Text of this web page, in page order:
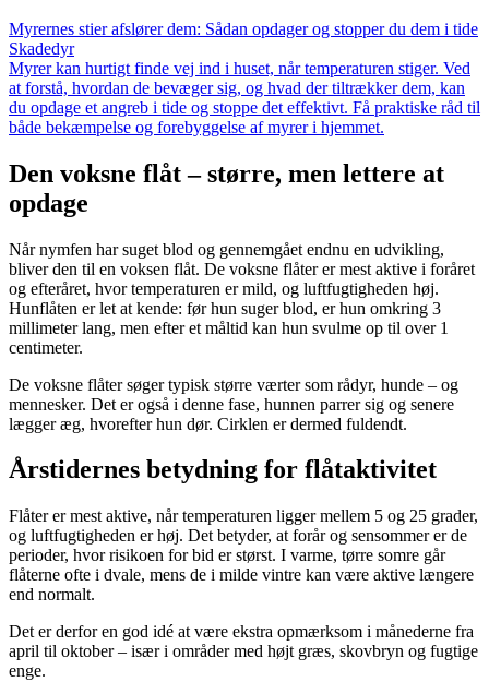
Myrernes stier afslører dem: Sådan opdager og stopper du dem i tide
Skadedyr
Myrer kan hurtigt finde vej ind i huset, når temperaturen stiger. Ved
at forstå, hvordan de bevæger sig, og hvad der tiltrækker dem, kan
du opdage et angreb i tide og stoppe det effektivt. Få praktiske råd til
både bekæmpelse og forebyggelse af myrer i hjemmet.
Den voksne flåt – større, men lettere at
opdage
Når nymfen har suget blod og gennemgået endnu en udvikling,
bliver den til en voksen flåt. De voksne flåter er mest aktive i foråret
og efteråret, hvor temperaturen er mild, og luftfugtigheden høj.
Hunflåten er let at kende: før hun suger blod, er hun omkring 3
millimeter lang, men efter et måltid kan hun svulme op til over 1
centimeter.
De voksne flåter søger typisk større værter som rådyr, hunde – og
mennesker. Det er også i denne fase, hunnen parrer sig og senere
lægger æg, hvorefter hun dør. Cirklen er dermed fuldendt.
Årstidernes betydning for flåtaktivitet
Flåter er mest aktive, når temperaturen ligger mellem 5 og 25 grader,
og luftfugtigheden er høj. Det betyder, at forår og sensommer er de
perioder, hvor risikoen for bid er størst. I varme, tørre somre går
flåterne ofte i dvale, mens de i milde vintre kan være aktive længere
end normalt.
Det er derfor en god idé at være ekstra opmærksom i månederne fra
april til oktober – især i områder med højt græs, skovbryn og fugtige
enge.